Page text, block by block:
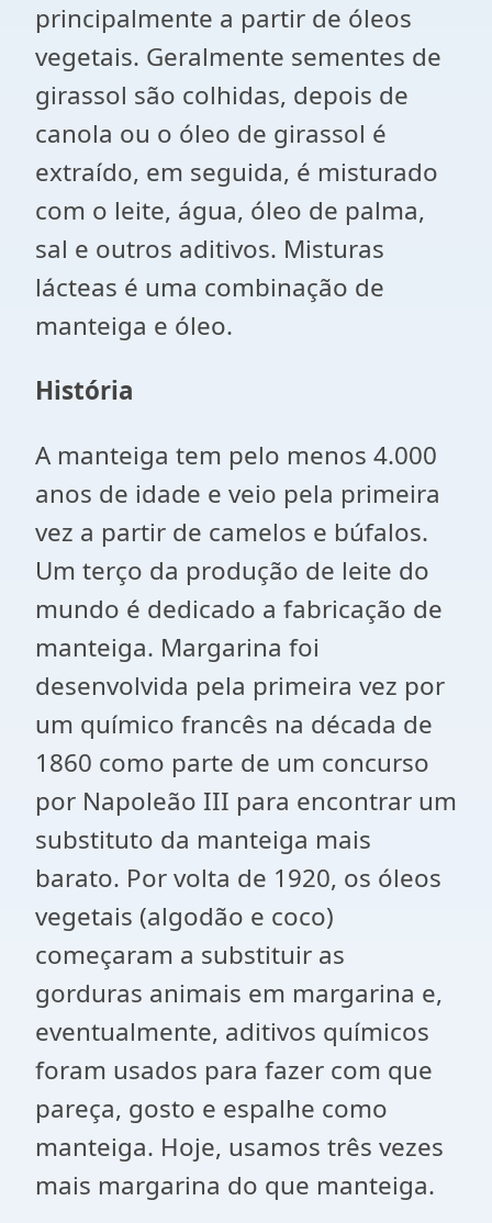
principalmente a partir de óleos
vegetais. Geralmente sementes de
girassol são colhidas, depois de
canola ou o óleo de girassol é
extraído, em seguida, é misturado
com o leite, água, óleo de palma,
sal e outros aditivos. Misturas
lácteas é uma combinação de
manteiga e óleo.
História
A manteiga tem pelo menos 4.000
anos de idade e veio pela primeira
vez a partir de camelos e búfalos.
Um terço da produção de leite do
mundo é dedicado a fabricação de
manteiga. Margarina foi
desenvolvida pela primeira vez por
um químico francês na década de
1860 como parte de um concurso
por Napoleão III para encontrar um
substituto da manteiga mais
barato. Por volta de 1920, os óleos
vegetais (algodão e coco)
começaram a substituir as
gorduras animais em margarina e,
eventualmente, aditivos químicos
foram usados ​​para fazer com que
pareça, gosto e espalhe como
manteiga. Hoje, usamos três vezes
mais margarina do que manteiga.